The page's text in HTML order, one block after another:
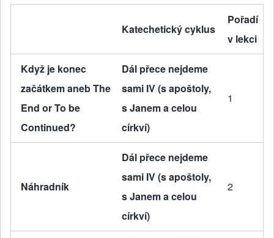
Katechetický cyklus
Pořadí
v lekci
Když je konec
začátkem aneb The
End or To be
Continued?
Dál přece nejdeme
sami IV (s apoštoly,
s Janem a celou
církví)
1
Náhradník
Dál přece nejdeme
sami IV (s apoštoly,
s Janem a celou
církví)
2